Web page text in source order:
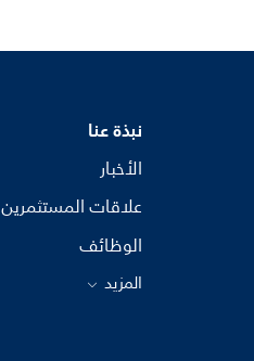
نبذة عنا
الأخبار
علاقات المستثمرين
الوظائف
المزيد